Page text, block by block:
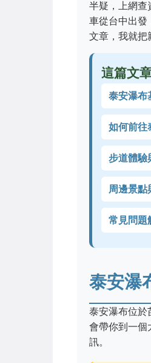
半疑，上網查
車從台中出發
文章，我就把
這篇文
泰安瀑布
如何前往
步道體驗
周邊景點
常見問題
泰安瀑
泰安瀑布位於
會帶你到一個
訊。